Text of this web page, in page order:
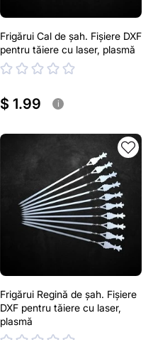
Frigărui Cal de șah. Fișiere DXF
pentru tăiere cu laser, plasmă
$ 1.99 i
Frigărui Regină de șah. Fișiere
DXF pentru tăiere cu laser,
plasmă